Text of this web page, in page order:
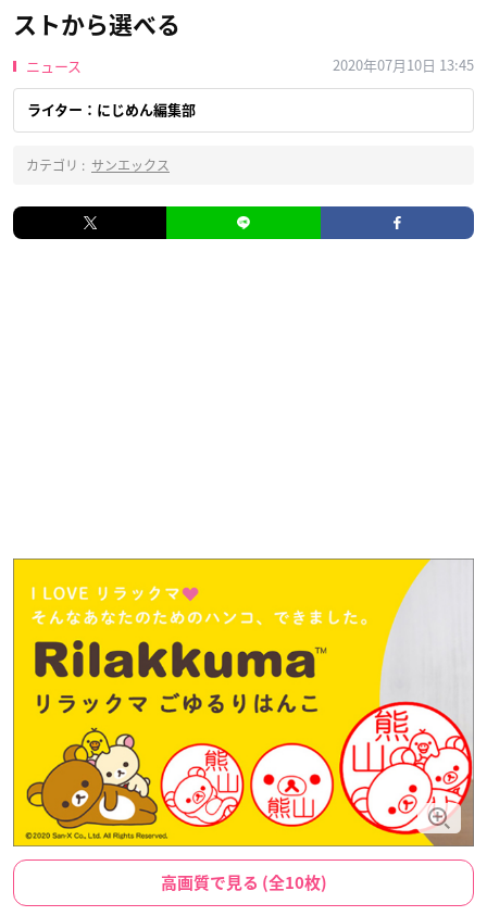
ストから選べる
ニュース 2020年07月10日 13:45
ライター：にじめん編集部
カテゴリ : サンエックス
高画質で見る (全10枚)